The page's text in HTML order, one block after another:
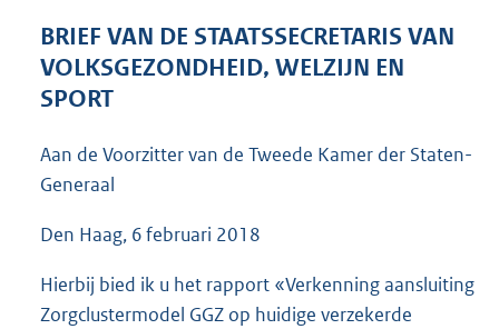
e
:
b
BRIEF VAN DE STAATSSECRETARIS VAN
VOLKSGEZONDHEID, WELZIJN EN
SPORT
Aan de Voorzitter van de Tweede Kamer der Staten-
Generaal
Den Haag, 6 februari 2018
Hierbij bied ik u het rapport «Verkenning aansluiting
Zorgclustermodel GGZ op huidige verzekerde